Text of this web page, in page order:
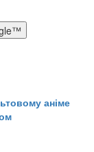
аніме